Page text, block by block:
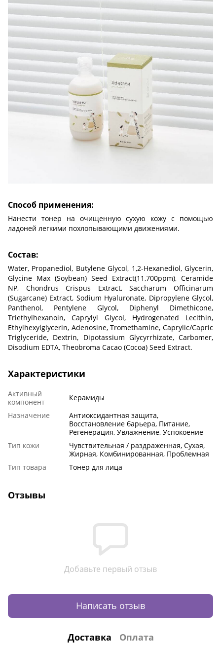
Способ применения:
Нанести тонер на очищенную сухую кожу с помощью
ладоней легкими похлопывающими движениями.
Состав:
Water, Propanediol, Butylene Glycol, 1,2-Hexanediol, Glycerin,
Glycine Max (Soybean) Seed Extract(11,700ppm), Ceramide
NP, Chondrus Crispus Extract, Saccharum Officinarum
(Sugarcane) Extract, Sodium Hyaluronate, Dipropylene Glycol,
Panthenol, Pentylene Glycol, Diphenyl Dimethicone,
Triethylhexanoin, Caprylyl Glycol, Hydrogenated Lecithin,
Ethylhexylglycerin, Adenosine, Tromethamine, Caprylic/Capric
Triglyceride, Dextrin, Dipotassium Glycyrrhizate, Carbomer,
Disodium EDTA, Theobroma Cacao (Cocoa) Seed Extract.
Характеристики
Активный
компонент
Керамиды
Назначение
Антиоксидантная защита,
Восстановление барьера, Питание,
Регенерация, Увлажнение, Успокоение
Тип кожи
Чувствительная / раздраженная, Сухая,
Жирная, Комбинированная, Проблемная
Тип товара
Тонер для лица
Отзывы
Добавьте первый отзыв
Написать отзыв
Доставка Оплата